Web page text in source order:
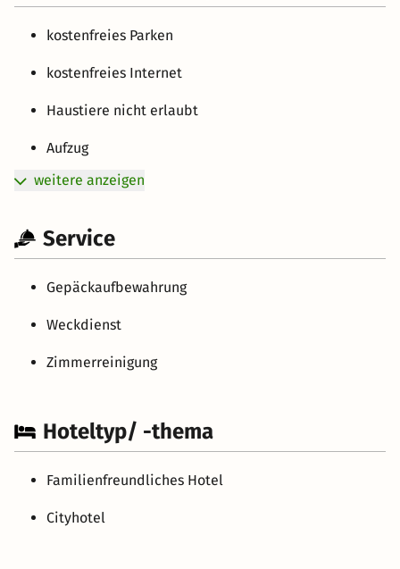
kostenfreies Parken
kostenfreies Internet
Haustiere nicht erlaubt
Aufzug
weitere anzeigen
Service
Gepäckaufbewahrung
Weckdienst
Zimmerreinigung
Hoteltyp/ -thema
Familienfreundliches Hotel
Cityhotel